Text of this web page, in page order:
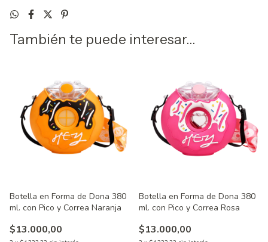
También te puede interesar...
Botella en Forma de Dona 380
ml. con Pico y Correa Naranja
$13.000,00
Botella en Forma de Dona 380
ml. con Pico y Correa Rosa
$13.000,00